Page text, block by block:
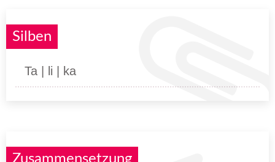
Silben
Ta | li | ka
Zusammensetzung